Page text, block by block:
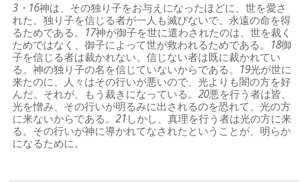
3・16神は、その独り子をお与えになったほどに、世を愛さ
れた。独り子を信じる者が一人も滅びないで、永遠の命を得
るためである。 17神が御子を世に遣わされたのは、世を裁く
ためではなく、御子によって世が救われるためである。 18御
子を信じる者は裁かれない。信じない者は既に裁かれてい
る。神の独り子の名を信じていないからである。 19光が世に
来たのに、人々はその行いが悪いので、光よりも闇の方を好
んだ。それが、もう裁きになっている。20悪を行う者は皆、
光を憎み、その行いが明るみに出されるのを恐れて、光の方
に来ないからである。21しかし、真理を行う者は光の方に来
る。その行いが神に導かれてなされたということが、明らか
になるために。